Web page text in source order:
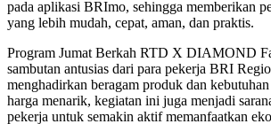
pada aplikasi BRImo, sehingga memberikan
yang lebih mudah, cepat, aman, dan praktis.
Program Jumat Berkah RTD X DIAMOND
sambutan antusias dari para pekerja BRI
menghadirkan beragam produk dan
harga menarik, kegiatan ini juga menjadi
pekerja untuk semakin aktif memanfaatkan